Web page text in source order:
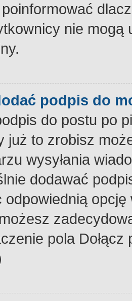
nie
podpis do
do postu po
już to zrobisz
wysyłania
dodawać
odpowiednią
pola